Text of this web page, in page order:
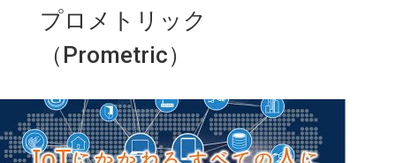
プロメトリック
（Prometric）